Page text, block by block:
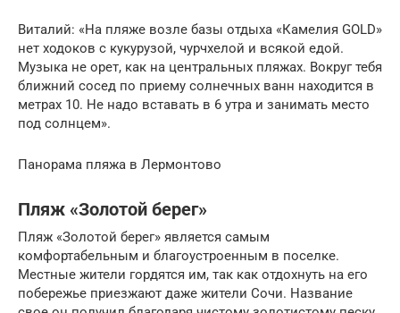
Виталий: «На пляже возле базы отдыха «Камелия GOLD»
нет ходоков с кукурузой, чурчхелой и всякой едой.
Музыка не орет, как на центральных пляжах. Вокруг тебя
ближний сосед по приему солнечных ванн находится в
метрах 10. Не надо вставать в 6 утра и занимать место
под солнцем».
Панорама пляжа в Лермонтово
Пляж «Золотой берег»
Пляж «Золотой берег» является самым
комфортабельным и благоустроенным в поселке.
Местные жители гордятся им, так как отдохнуть на его
побережье приезжают даже жители Сочи. Название